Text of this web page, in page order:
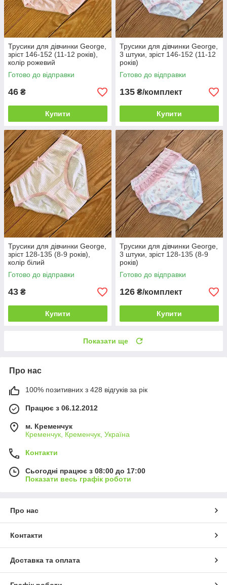
Трусики для дівчинки George,
зріст 146-152 (11-12 років),
колір рожевий
Готово до відправки
46 ₴
Купити
Трусики для дівчинки George,
3 штуки, зріст 146-152 (11-12
років)
Готово до відправки
135 ₴/комплект
Купити
Трусики для дівчинки George,
зріст 128-135 (8-9 років),
колір білий
Готово до відправки
43 ₴
Купити
Трусики для дівчинки George,
3 штуки, зріст 128-135 (8-9
років)
Готово до відправки
126 ₴/комплект
Купити
Показати ще
Про нас
100% позитивних з 428 відгуків за рік
Працює з 06.12.2012
м. Кременчук
Кременчук, Кременчук, Україна
Контакти
Сьогодні працює з 08:00 до 17:00
Показати весь графік роботи
Про нас
Контакти
Доставка та оплата